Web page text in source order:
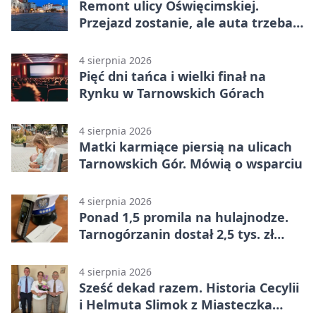
Remont ulicy Oświęcimskiej.
Przejazd zostanie, ale auta trzeba
4 sierpnia 2026
Pięć dni tańca i wielki finał na
Rynku w Tarnowskich Górach
4 sierpnia 2026
Matki karmiące piersią na ulicach
Tarnowskich Gór. Mówią o wsparciu
4 sierpnia 2026
Ponad 1,5 promila na hulajnodze.
Tarnogórzanin dostał 2,5 tys. zł
4 sierpnia 2026
Sześć dekad razem. Historia Cecylii
i Helmuta Slimok z Miasteczka